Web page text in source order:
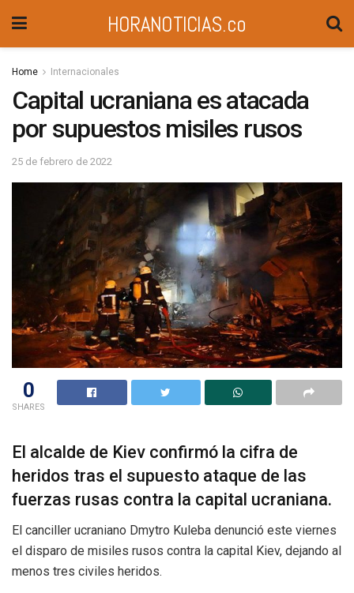
HORANOTICIAS.co
Home Internacionales
Capital ucraniana es atacada
por supuestos misiles rusos
25 de febrero de 2022
0
SHARES
El alcalde de Kiev confirmó la cifra de
heridos tras el supuesto ataque de las
fuerzas rusas contra la capital ucraniana.
El canciller ucraniano Dmytro Kuleba denunció este viernes
el disparo de misiles rusos contra la capital Kiev, dejando al
menos tres civiles heridos.